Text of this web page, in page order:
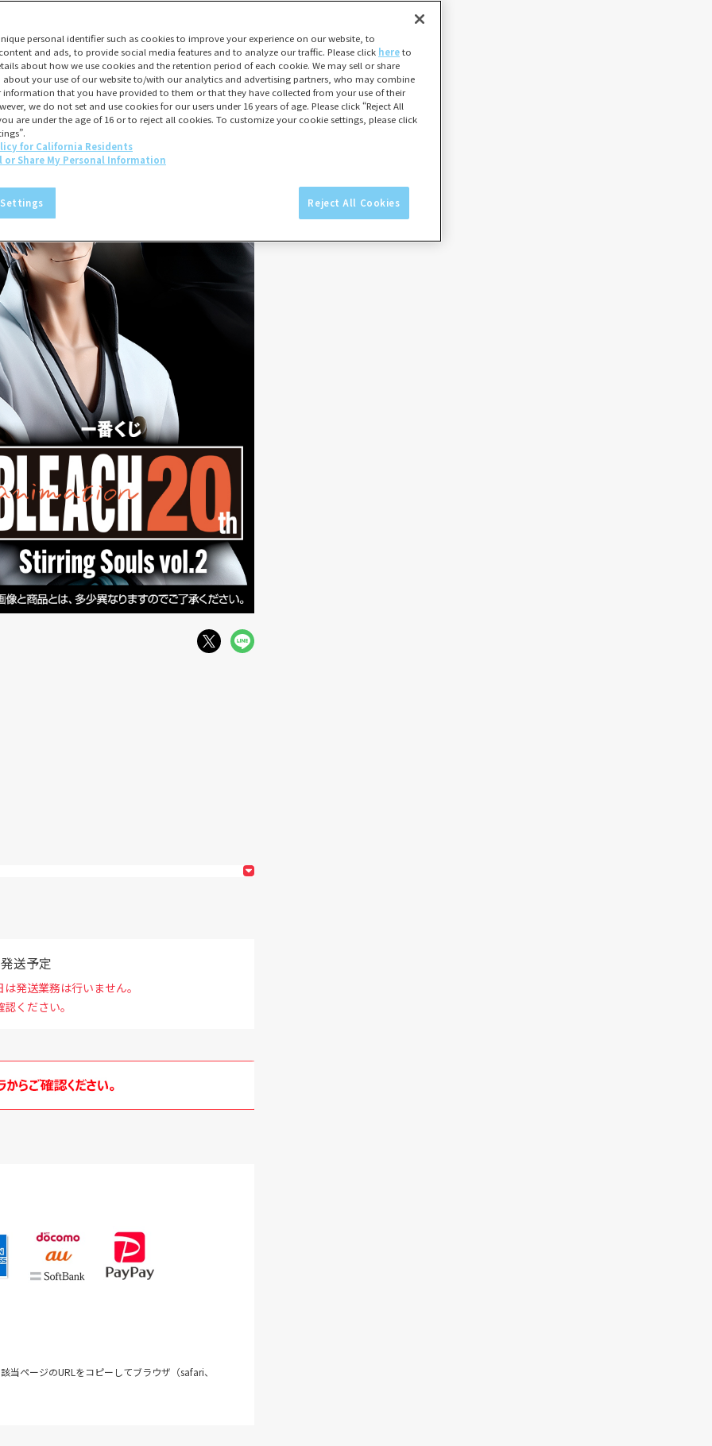
送予定
発送業務は行いません。
ください。
ページのURLをコピーしてブラウザ（safari、
personal identifier such as cookies to improve your experience on our website, to
and ads, to provide social media features and to analyze our traffic. Please click hereto
about how we use cookies and the retention period of each cookie. We may sell or share
your use of our website to/with our analytics and advertising partners, who may combine
that you have provided to them or that they have collected from your use of their
we do not set and use cookies for our users under 16 years of age. Please click “Reject All
are under the age of 16 or to reject all cookies. To customize your cookie settings, please click
for California Residents
or Share My Personal Information
Reject All Cookies